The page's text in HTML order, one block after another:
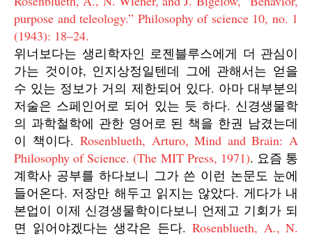
purpose and teleology.” Philosophy of science 10, no. 1
(1943): 18–24.
위너보다는 생리학자인 로젠블루스에게 더 관심이
가는 것이야, 인지상정일텐데 그에 관해서는 얻을
수 있는 정보가 거의 제한되어 있다. 아마 대부분의
저술은 스페인어로 되어 있는 듯 하다. 신경생물학
의 과학철학에 관한 영어로 된 책을 한권 남겼는데
이 책이다.Rosenblueth, Arturo, Mind and Brain: A
Philosophy of Science. (The MIT Press, 1971). 요즘 통
계학사 공부를 하다보니 그가 쓴 이런 논문도 눈에
들어온다. 저장만 해두고 읽지는 않았다. 게다가 내
본업이 이제 신경생물학이다보니 언제고 기회가 되
면 읽어야겠다는 생각은 든다. Rosenblueth, A., N.